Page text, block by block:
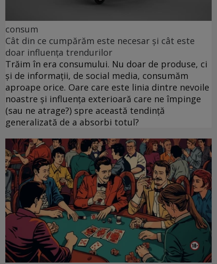
consum
Cât din ce cumpărăm este necesar și cât este
doar influența trendurilor
Trăim în era consumului. Nu doar de produse, ci
și de informații, de social media, consumăm
aproape orice. Oare care este linia dintre nevoile
noastre și influența exterioară care ne împinge
(sau ne atrage?) spre această tendință
generalizată de a absorbi totul?